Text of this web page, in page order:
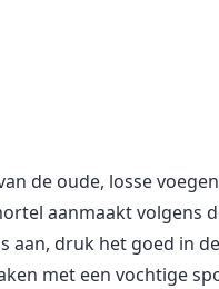
de oude, losse
aanmaakt volgens
aan, druk het goed in
met een vochtige